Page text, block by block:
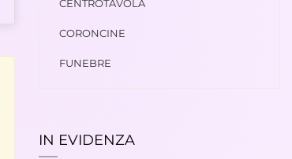
CENTROTAVOLA
CORONCINE
FUNEBRE
IN EVIDENZA